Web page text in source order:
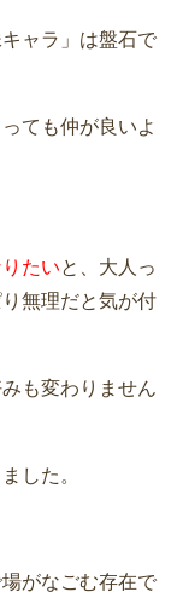
ャラ」は盤石で
ても仲が良いよ
たいと、大人っ
無理だと気が付
も変わりません
した。
がなごむ存在で